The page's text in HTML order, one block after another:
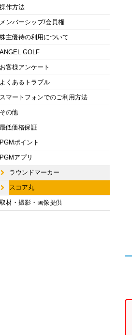
操作方法
メンバーシップ/会員権
株主優待の利用について
ANGEL GOLF
お客様アンケート
よくあるトラブル
スマートフォンでのご利用方法
その他
最低価格保証
PGMポイント
PGMアプリ
ラウンドマーカー
スコア丸
取材・撮影・画像提供